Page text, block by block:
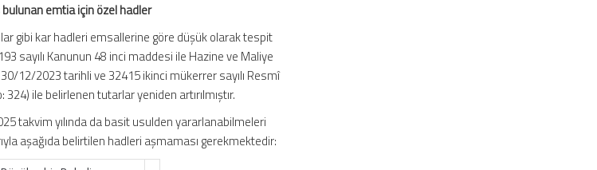
emtia için özel hadler
gibi kar hadleri emsallerine göre düşük olarak tespit
sayılı Kanunun 48 inci maddesi ile Hazine ve Maliye
30/12/2023 tarihli ve 32415 ikinci mükerrer sayılı Resmî
ile belirlenen tutarlar yeniden artırılmıştır.
takvim yılında da basit usulden yararlanabilmeleri
aşağıda belirtilen hadleri aşmaması gerekmektedir: